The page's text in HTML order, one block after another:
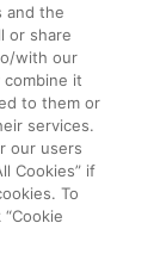
かねます。
確認いただけま
します。
きます。
い手続きはこ
時決済処理を実
あらかじめご了
and the
or share
with our
it
to them or
services.
our users
Cookies” if
To